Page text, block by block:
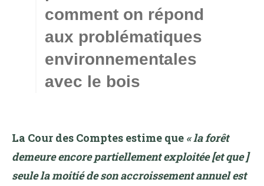
comment on répond
aux problématiques
environnementales
avec le bois
La Cour des Comptes estime que « la forêt
demeure encore partiellement exploitée [et que ]
seule la moitié de son accroissement annuel est